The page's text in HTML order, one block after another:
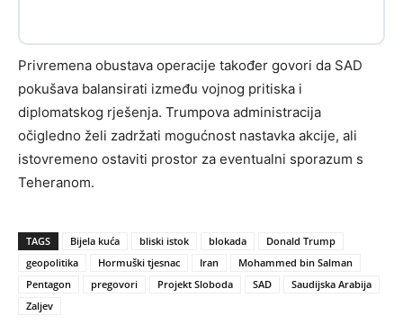
Privremena obustava operacije također govori da SAD
pokušava balansirati između vojnog pritiska i
diplomatskog rješenja. Trumpova administracija
očigledno želi zadržati mogućnost nastavka akcije, ali
istovremeno ostaviti prostor za eventualni sporazum s
Teheranom.
TAGS Bijela kuća bliski istok blokada
Donald Trump
geopolitika
Hormuški tjesnac Iran
Mohammed bin Salman
Pentagon
pregovori Projekt Sloboda SAD
Saudijska Arabija
Zaljev